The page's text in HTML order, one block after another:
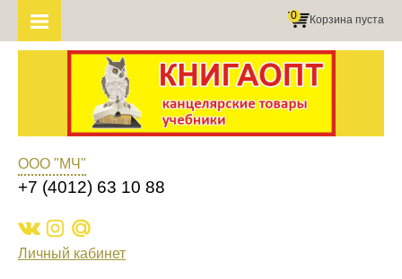
Корзина пуста
0
ООО "МЧ"
+7 (4012) 63 10 88
Личный кабинет